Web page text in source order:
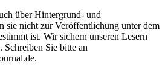
über Hintergrund- und
sie nicht zur Veröffentlichung unter dem
ist. Wir sichern unseren Lesern
Schreiben Sie bitte an
.